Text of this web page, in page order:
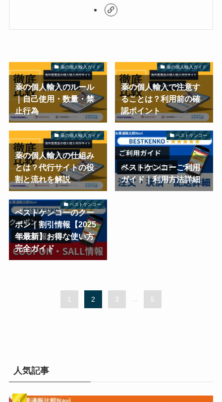
薬の個人輸入ガイド
薬の個人輸入のルール
｜自己使用・数量・禁
止行為
薬の個人輸入ガイド
薬の個人輸入で注意す
ることは？利用前の確
認ポイント
薬の個人輸入ガイド
薬の個人輸入の仕組み
とは？代行サイトの役
割と流れを解説
ベストケンコー
ベストケンコーご利用
ガイド｜利用方法詳細
ベストケンコー
ベストケンコーのクー
ポン｜割引情報【2025
年最新】お得な使い方
完全ガイド
1 2 3 ... 5
人気記事